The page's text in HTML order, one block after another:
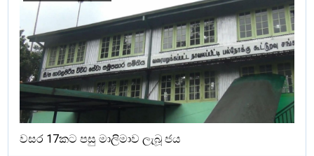
වසර 17කට පසු මාලිමාව ලැබූ ජය